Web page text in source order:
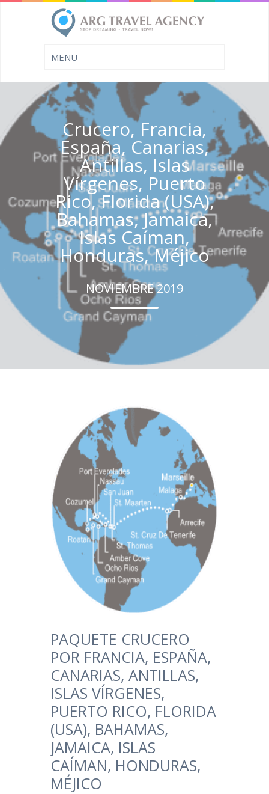
Crucero, Francia,
España, Canarias,
Antillas, Islas
Vírgenes, Puerto
Rico, Florida (USA),
Bahamas, Jamaica,
Islas Caíman,
Honduras, Méjico
NOVIEMBRE 2019
PAQUETE CRUCERO
POR FRANCIA, ESPAÑA,
CANARIAS, ANTILLAS,
ISLAS VÍRGENES,
PUERTO RICO, FLORIDA
(USA), BAHAMAS,
JAMAICA, ISLAS
CAÍMAN, HONDURAS,
MÉJICO